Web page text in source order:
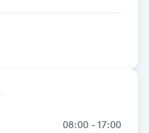
08:00 - 17:00